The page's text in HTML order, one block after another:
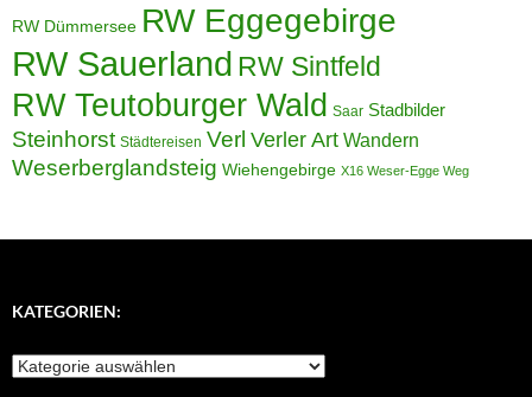
RW Dümmersee RW Eggegebirge
RW Sauerland RW Sintfeld
RW Teutoburger Wald Saar Stadbilder
Steinhorst Städtereisen Verl Verler Art Wandern
Weserberglandsteig Wiehengebirge X16 Weser-Egge Weg
KATEGORIEN:
Kategorien: